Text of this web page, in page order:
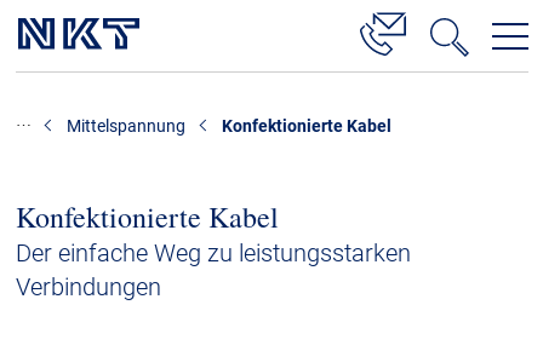
Kabelservice
Mittelspannung
Niederspannung
Konfektionierte Kabel
Der einfache Weg zu leistungsstarken
Verbindungen
Mittelspannung Konfektionierte Kabel